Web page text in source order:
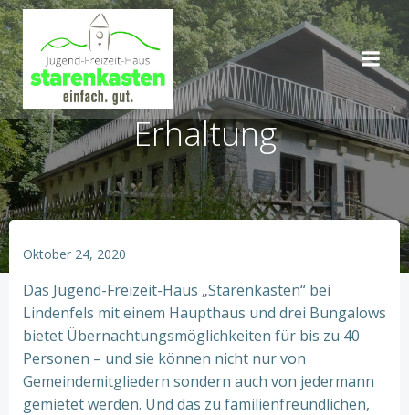
Springe
zum
Inhalt
Erhaltung
Oktober 24, 2020
Das Jugend-Freizeit-Haus „Starenkasten“ bei
Lindenfels mit einem Haupthaus und drei Bungalows
bietet Übernachtungsmöglichkeiten für bis zu 40
Personen – und sie können nicht nur von
Gemeindemitgliedern sondern auch von jedermann
gemietet werden. Und das zu familienfreundlichen,